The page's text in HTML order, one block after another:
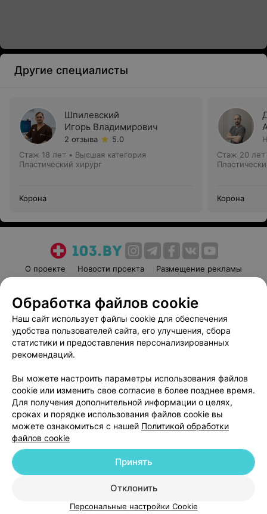
Другие специалисты
Шпилевский
Игорь Владимирович
2 отзыва
5.0
Стаж 18 лет • Высшая категория
Пластический хирург
Корона
Стаж 20 лет
Корона
О проекте Новости проекта
Размещение рекламы
Пользовательское соглашение
Способы оплаты
Вакансии
Партнеры
Написать руководителю 103.by
Обработка персональных данных
© 2026 ООО «Артокс Лаб», УНП 191700409
| 220012, Республика Беларусь,
Служба поддержки +375 291212755
Обработка файлов cookie
Наш сайт использует файлы cookie для обеспечения
удобства пользователей сайта, его улучшения, сбора
статистики и предоставления персонализированных
рекомендаций.
Вы можете настроить параметры использования файлов
cookie или изменить свое согласие в более позднее время.
Для получения дополнительной информации о целях,
сроках и порядке использования файлов cookie вы
можете ознакомиться с нашей Политикой обработки
файлов cookie
Отклонить
Принять
Персональные настройки Cookie